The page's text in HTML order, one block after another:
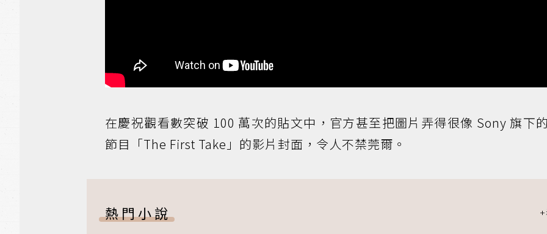
在慶祝觀看數突破 100 萬次的貼文中，官方甚至把圖片弄得很像 Sony 旗下
節目「The First Take」的影片封面，令人不禁莞爾。
熱門小說